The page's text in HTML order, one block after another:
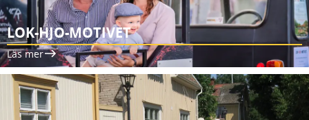
LOK-HJO-MOTIVET
Läs mer